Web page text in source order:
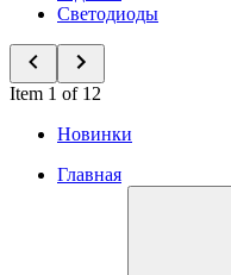
Светодиоды
Item 1 of 12
Новинки
Главная